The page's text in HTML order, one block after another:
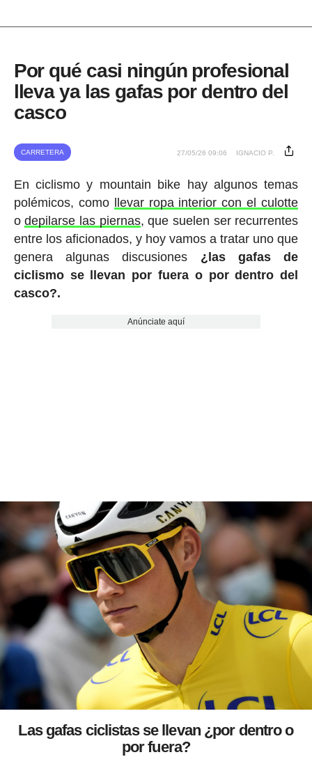
Por qué casi ningún profesional
lleva ya las gafas por dentro del
casco
CARRETERA 27/05/26 09:06 IGNACIO P.
En ciclismo y mountain bike hay algunos temas
polémicos, como llevar ropa interior con el culotte
odepilarse las piernas, que suelen ser recurrentes
entre los aficionados, y hoy vamos a tratar uno que
genera algunas discusiones ¿las gafas de
ciclismo se llevan por fuera o por dentro del
casco?.
Anúnciate aquí
Las gafas ciclistas se llevan ¿por dentro o
por fuera?